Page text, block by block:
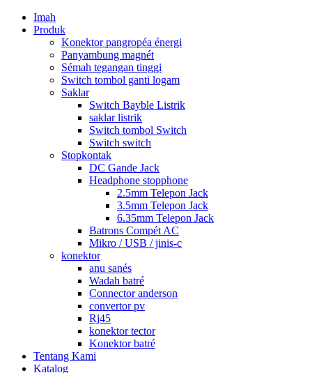
Imah
Produk
Konektor pangropéa énergi
Panyambung magnét
Sémah tegangan tinggi
Switch tombol ganti logam
Saklar
Switch Bayble Listrik
saklar listrik
Switch tombol Switch
Switch switch
Stopkontak
DC Gande Jack
Headphone stopphone
2.5mm Telepon Jack
3.5mm Telepon Jack
6.35mm Telepon Jack
Batrons Compét AC
Mikro / USB / jinis-c
konektor
anu sanés
Wadah batré
Connector anderson
convertor pv
Rj45
konektor tector
Konektor batré
Tentang Kami
Katalog